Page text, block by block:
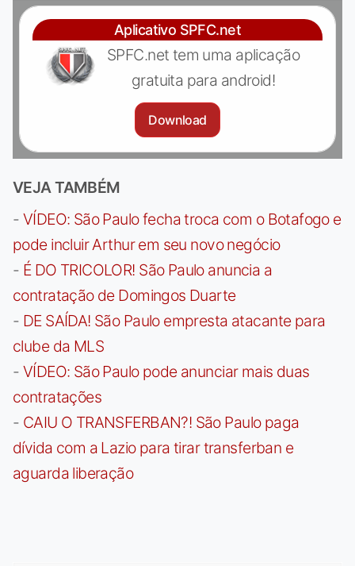
Aplicativo SPFC.net
SPFC.net tem uma aplicação
gratuita para android!
Download
VEJA TAMBÉM
- VÍDEO: São Paulo fecha troca com o Botafogo e
pode incluir Arthur em seu novo negócio
- É DO TRICOLOR! São Paulo anuncia a
contratação de Domingos Duarte
- DE SAÍDA! São Paulo empresta atacante para
clube da MLS
- VÍDEO: São Paulo pode anunciar mais duas
contratações
- CAIU O TRANSFERBAN?! São Paulo paga
dívida com a Lazio para tirar transferban e
aguarda liberação